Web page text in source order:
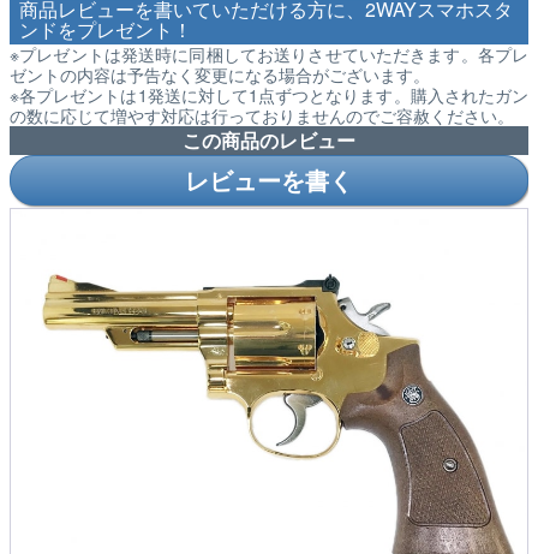
商品レビューを書いていただける方に、2WAYスマホスタ
ンドをプレゼント！
※プレゼントは発送時に同梱してお送りさせていただきます。各プレ
ゼントの内容は予告なく変更になる場合がございます。
※各プレゼントは1発送に対して1点ずつとなります。購入されたガン
の数に応じて増やす対応は行っておりませんのでご容赦ください。
この商品のレビュー
レビューを書く